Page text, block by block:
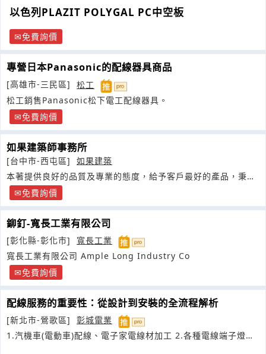
以色列PLAZIT POLYGAL PC中空板
免費詢價
專營日本Panasonic的配線器具商品
[高雄市-三民區]
松工
松工銷售Panasonic松下電工配線器具。
免費詢價
如果建築師事務所
[台中市-西屯區]
如果建築
本著提供良好的品質及專業的態度，給予客戶最好的產品，秉持
著穩健發展
免費詢價
鉚釘-寬長工業有限公司
[彰化縣-彰化市]
寬長工業
寬長工業有限公司 Ample Long Industry Co
免費詢價
配線服務的重要性：從設計到安裝的全流程解析
[新北市-鶯歌區]
彰城電業
1.汽機車(電動車)配線、電子家電線材加工 2.各種電線端子燈頭